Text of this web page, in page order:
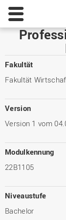
Fakultät
Fakultät
Version
Version 1 vom
Modulkennung
22B1105
Niveaustufe
Bachelor